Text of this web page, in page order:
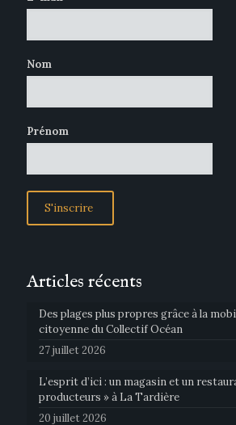
Nom
Prénom
Articles récents
Des plages plus propres grâce à la
citoyenne du Collectif Océan
27 juillet 2026
L’esprit d’ici : un magasin et un
producteurs » à La Tardière
20 juillet 2026